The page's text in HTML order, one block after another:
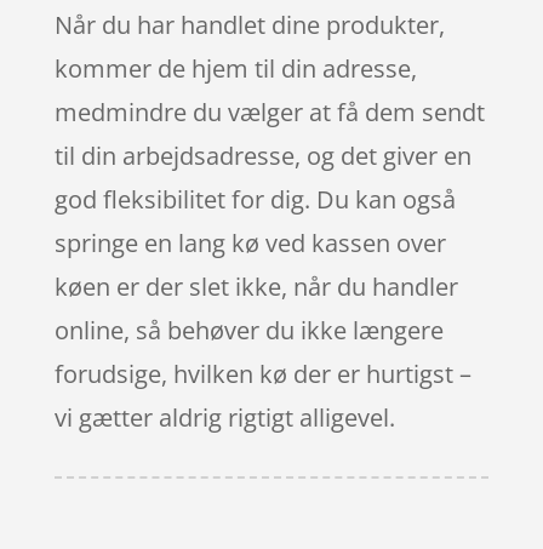
Når du har handlet dine produkter,
kommer de hjem til din adresse,
medmindre du vælger at få dem sendt
til din arbejdsadresse, og det giver en
god fleksibilitet for dig. Du kan også
springe en lang kø ved kassen over
køen er der slet ikke, når du handler
online, så behøver du ikke længere
forudsige, hvilken kø der er hurtigst –
vi gætter aldrig rigtigt alligevel.